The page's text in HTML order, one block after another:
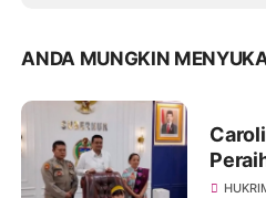
ANDA MUNGKIN